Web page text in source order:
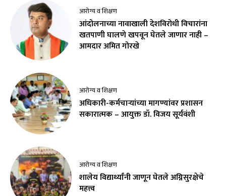
आरोग्य व शिक्षण
आंदोलनाच्या नावाखाली देशविरोधी विचारांना
खतपाणी घालणे खपवून घेतले जाणार नाही –
आमदार अमित गोरखे
आरोग्य व शिक्षण
अधिकारी-कर्मचाऱ्यांच्या मागण्यांवर प्रशासन
सकारात्मक – आयुक्त डॉ. विजय सूर्यवंशी
आरोग्य व शिक्षण
शालेय विद्यार्थ्यांनी जाणून घेतले अग्निसुरक्षेचे
महत्त्व